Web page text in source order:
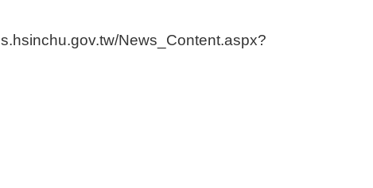
News_Content.aspx?